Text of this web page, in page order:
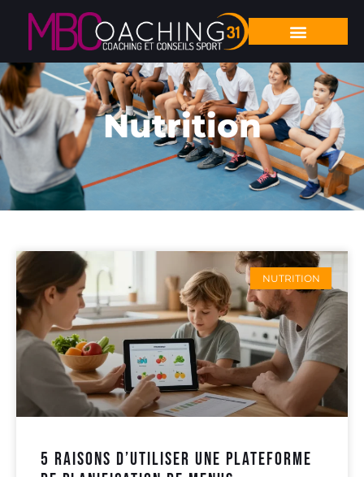
Nutrition
NUTRITION
5 raisons d’utiliser une plateforme